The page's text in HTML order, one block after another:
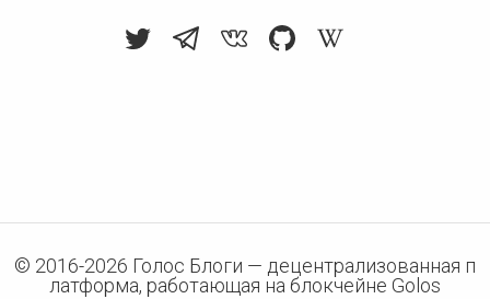
© 2016-2026 Голос Блоги — децентрализованная п
латформа, работающая на блокчейне Golos